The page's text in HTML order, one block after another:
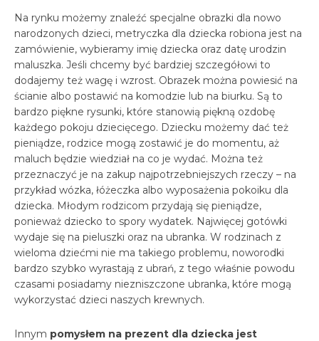
Na rynku możemy znaleźć specjalne obrazki dla nowo
narodzonych dzieci, metryczka dla dziecka robiona jest na
zamówienie, wybieramy imię dziecka oraz datę urodzin
maluszka. Jeśli chcemy być bardziej szczegółowi to
dodajemy też wagę i wzrost. Obrazek można powiesić na
ścianie albo postawić na komodzie lub na biurku. Są to
bardzo piękne rysunki, które stanowią piękną ozdobę
każdego pokoju dziecięcego. Dziecku możemy dać też
pieniądze, rodzice mogą zostawić je do momentu, aż
maluch będzie wiedział na co je wydać. Można też
przeznaczyć je na zakup najpotrzebniejszych rzeczy – na
przykład wózka, łóżeczka albo wyposażenia pokoiku dla
dziecka. Młodym rodzicom przydają się pieniądze,
ponieważ dziecko to spory wydatek. Najwięcej gotówki
wydaje się na pieluszki oraz na ubranka. W rodzinach z
wieloma dziećmi nie ma takiego problemu, noworodki
bardzo szybko wyrastają z ubrań, z tego właśnie powodu
czasami posiadamy niezniszczone ubranka, które mogą
wykorzystać dzieci naszych krewnych.
Innym pomysłem na prezent dla dziecka jest